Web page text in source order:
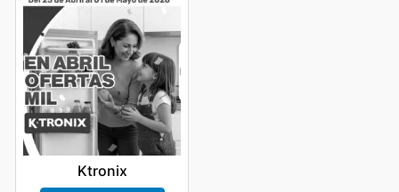
Ktronix